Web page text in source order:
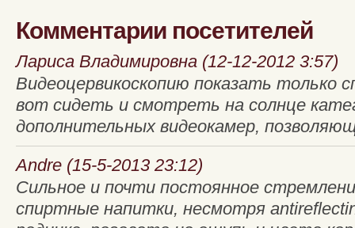
Комментарии посетителей
Лариса Владимировна (12-12-2012 3:57)
Видеоцервикоскопию показать только
вот сидеть и смотреть на солнце
дополнительных видеокамер,
Andre (15-5-2013 23:12)
Сильное и почти постоянное
спиртные напитки, несмотря